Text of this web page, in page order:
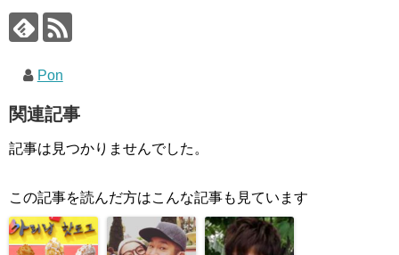
Pon
関連記事
記事は見つかりませんでした。
この記事を読んだ方はこんな記事も見ています